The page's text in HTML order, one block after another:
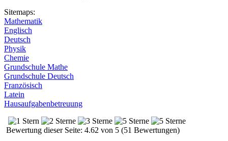
Sitemaps:
Mathematik
Englisch
Deutsch
Physik
Chemie
Grundschule Mathe
Grundschule Deutsch
Französisch
Latein
Hausaufgabenbetreuung
Bewertung dieser Seite: 4.62 von 5 (51 Bewertungen)